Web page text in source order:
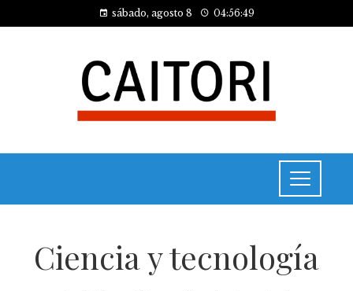
sábado, agosto 8 04:56:50
Ciencia y tecnología